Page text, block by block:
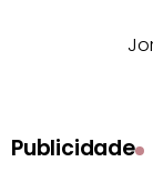
Publicidade